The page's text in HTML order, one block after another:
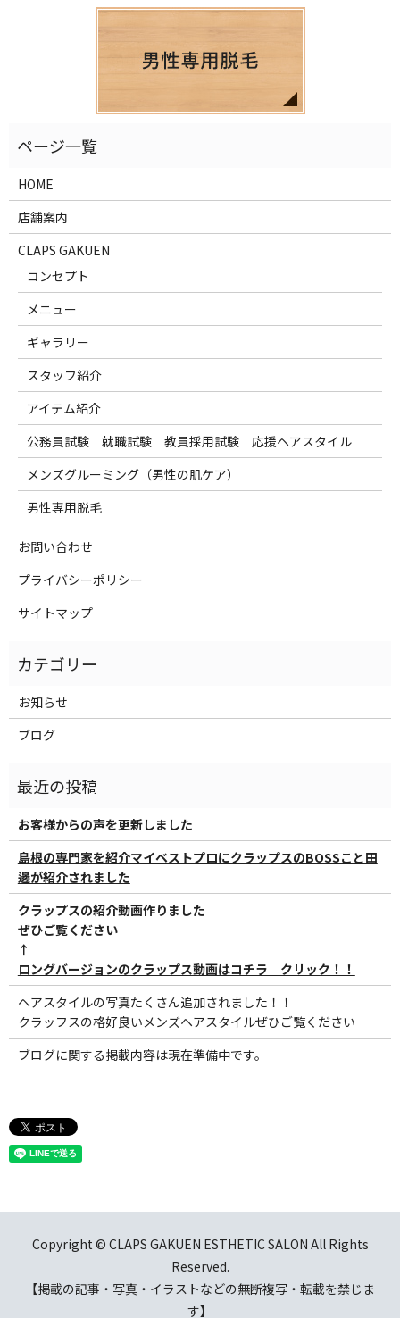
HOME
店舗案内
CLAPS GAKUEN
コンセプト
メニュー
ギャラリー
スタッフ紹介
アイテム紹介
公務員試験 就職試験 教員採用試験 応援ヘアスタイル
メンズグルーミング（男性の肌ケア）
男性専用脱毛
お問い合わせ
プライバシーポリシー
サイトマップ
お知らせ
ブログ
お客様からの声を更新しました
島根の専門家を紹介マイベストプロにクラップスのBOSSこと田
邊が紹介されました
クラップスの紹介動画作りました
ぜひご覧ください
↑
ロングバージョンのクラップス動画はコチラ クリック！！
ヘアスタイルの写真たくさん追加されました！！
クラッフスの格好良いメンズヘアスタイルぜひご覧ください
ブログに関する掲載内容は現在準備中です。
Copyright © CLAPS GAKUEN ESTHETIC SALON All Rights
Reserved.
【掲載の記事・写真・イラストなどの無断複写・転載を禁じま
す】